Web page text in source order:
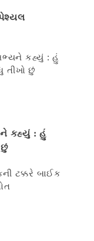
કહ્યું : હું
છું